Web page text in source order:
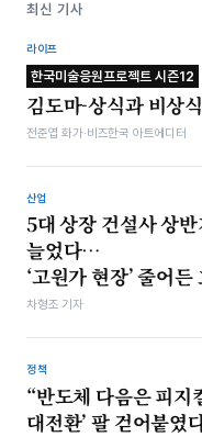
최신 기사
라이프
한국미술응원프로젝트 시즌12
김도마-상식과 비상
전준엽 화가·비즈한국 아트에디터
산업
5대 상장 건설사 상
늘었다…
‘고원가 현장’ 줄어든
차형조 기자
정책
“반도체 다음은 피지
대전환’ 팔 걷어붙였